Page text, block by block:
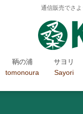
通信販売でさ
鞆の浦
tomonoura
サヨリ
Sayori